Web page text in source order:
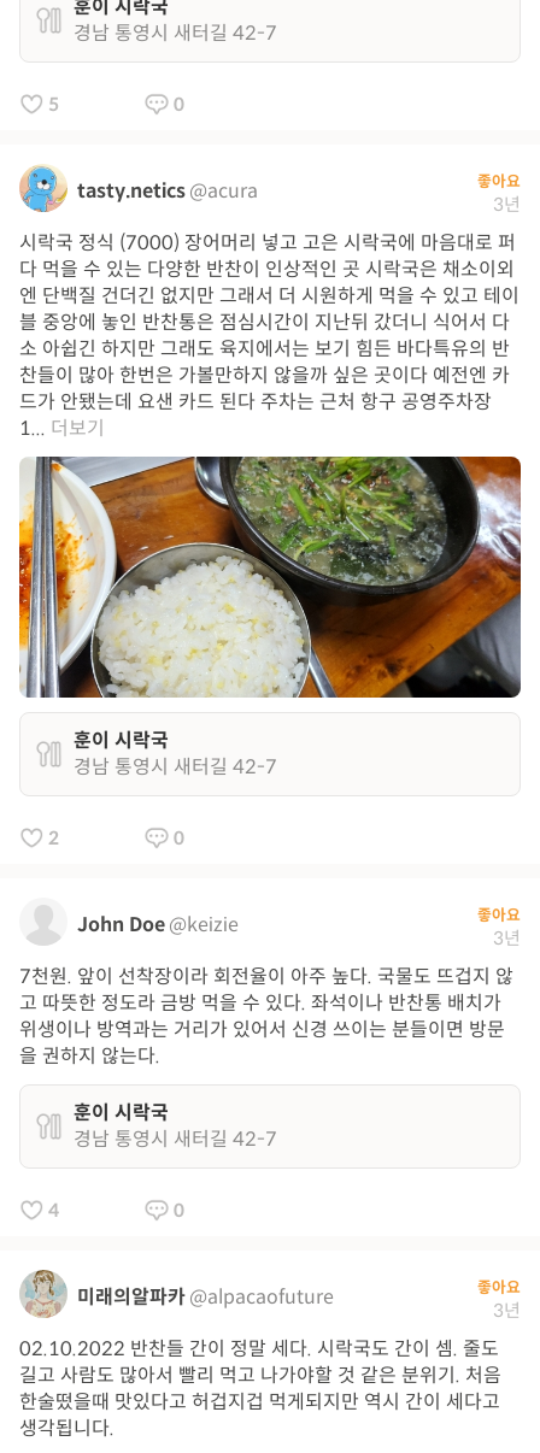
훈이 시락국
경남 통영시 새터길 42-7
5 0
tasty.netics@acura 좋아요
3년
시락국 정식 (7000) 장어머리 넣고 고은 시락국에 마음대로 퍼
다 먹을 수 있는 다양한 반찬이 인상적인 곳 시락국은 채소이외
엔 단백질 건더긴 없지만 그래서 더 시원하게 먹을 수 있고 테이
블 중앙에 놓인 반찬통은 점심시간이 지난뒤 갔더니 식어서 다
소 아쉽긴 하지만 그래도 육지에서는 보기 힘든 바다특유의 반
찬들이 많아 한번은 가볼만하지 않을까 싶은 곳이다 예전엔 카
드가 안됐는데 요샌 카드 된다 주차는 근처 항구 공영주차장
1... 더보기
훈이 시락국
경남 통영시 새터길 42-7
2 0
John Doe@keizie 좋아요
3년
7천원. 앞이 선착장이라 회전율이 아주 높다. 국물도 뜨겁지 않
고 따뜻한 정도라 금방 먹을 수 있다. 좌석이나 반찬통 배치가
위생이나 방역과는 거리가 있어서 신경 쓰이는 분들이면 방문
을 권하지 않는다.
훈이 시락국
경남 통영시 새터길 42-7
4 0
미래의알파카@alpacaofuture 좋아요
3년
02.10.2022 반찬들 간이 정말 세다. 시락국도 간이 셈. 줄도
길고 사람도 많아서 빨리 먹고 나가야할 것 같은 분위기. 처음
한술떴을때 맛있다고 허겁지겁 먹게되지만 역시 간이 세다고
생각됩니다.